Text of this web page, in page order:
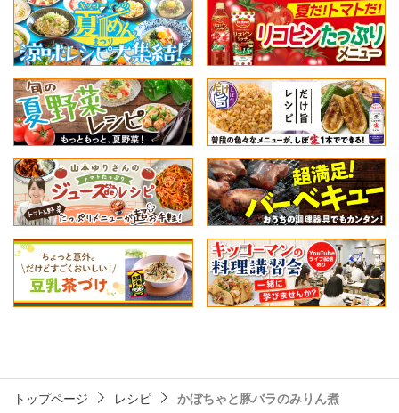
トップページ レシピ かぼちゃと豚バラのみりん煮